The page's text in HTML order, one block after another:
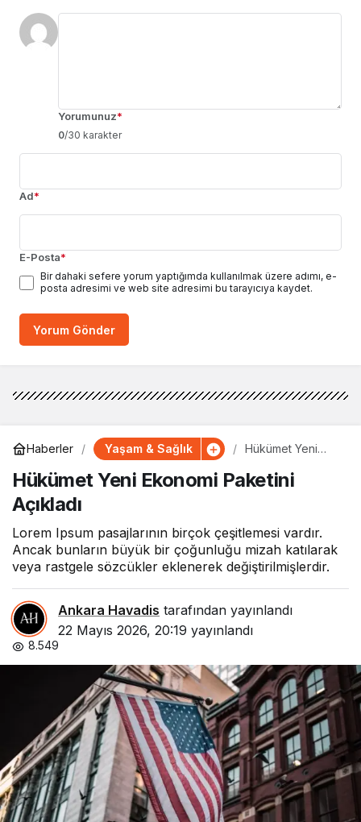
Yorumunuz*
0/30 karakter
Ad*
E-Posta*
Bir dahaki sefere yorum yaptığımda kullanılmak üzere adımı, e-
posta adresimi ve web site adresimi bu tarayıcıya kaydet.
Yorum Gönder
Haberler Yaşam & Sağlık
Hükümet Yeni
Açıkladı
Hükümet Yeni Ekonomi Paketini
Açıkladı
Lorem Ipsum pasajlarının birçok çeşitlemesi vardır.
Ancak bunların büyük bir çoğunluğu mizah katılarak
veya rastgele sözcükler eklenerek değiştirilmişlerdir.
Ankara Havadis tarafından yayınlandı
22 Mayıs 2026, 20:19 yayınlandı
8.549